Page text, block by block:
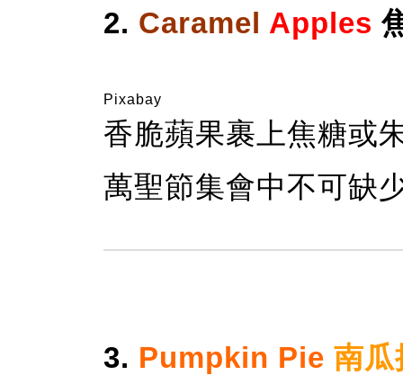
2. Caramel Apples
Pixabay
香脆蘋果裹上焦糖或
萬聖節集會中不可缺
3. Pumpkin Pie 南瓜